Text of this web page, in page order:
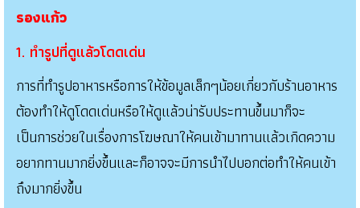
รองแก้ว
1. ทำรูปที่ดูแล้วโดดเด่น
การที่ทำรูปอาหารหรือการให้ข้อมูลเล็กๆน้อยเกี่ยวกับร้านอาหาร
ต้องทำให้ดูโดดเด่นหรือให้ดูแล้วน่ารับประทานขึ้นมาก็จะ
เป็นการช่วยในเรื่องการโฆษณาให้คนเข้ามาทานแล้วเกิดความ
อยากทานมากยิ่งขึ้นและก็อาจจะมีการนำไปบอกต่อทำให้คนเข้า
ถึงมากยิ่งขึ้น